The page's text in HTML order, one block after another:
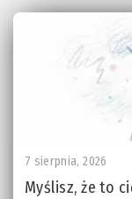
7 sierpnia, 2026
Myślisz, że to